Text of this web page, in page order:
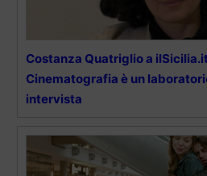
Costanza Quatriglio a
Cinematografia è un
intervista